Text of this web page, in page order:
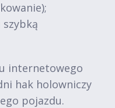
szybką
internetowego
hak holowniczy
pojazdu.